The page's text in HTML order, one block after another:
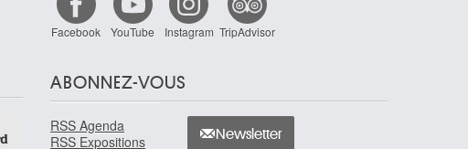
Facebook YouTube Instagram TripAdvisor
ABONNEZ-VOUS
RSS Agenda
RSS Expositions
Newsletter